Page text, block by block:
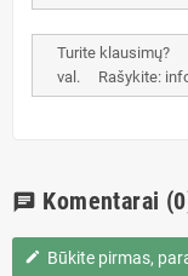
Turite klausimų?
val. Rašykite:
chat Komentarai
edit Būkite pirmas,